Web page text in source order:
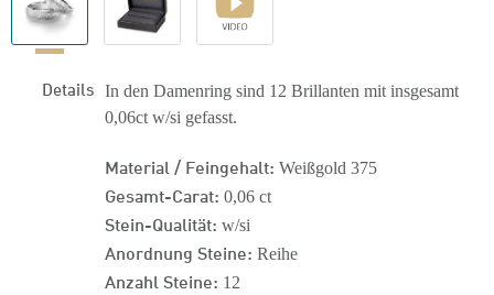
Details In den Damenring sind 12 Brillanten mit insgesamt
0,06ct w/si gefasst.
Material / Feingehalt: Weißgold 375
Gesamt-Carat: 0,06 ct
Stein-Qualität: w/si
Anordnung Steine: Reihe
Anzahl Steine: 12